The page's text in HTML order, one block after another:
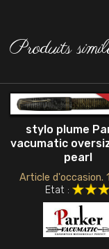
Produits
stylo plume
vacumatic
pearl
Article d'occasion.
Etat :